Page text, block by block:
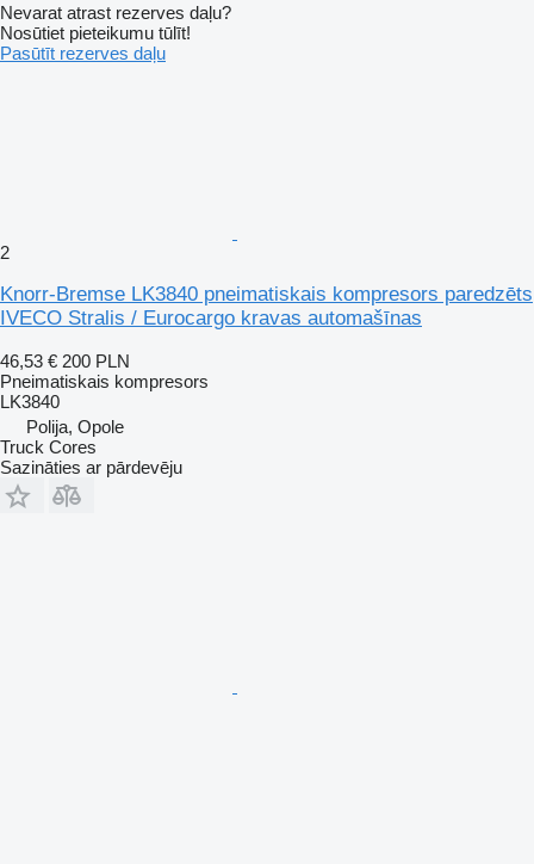
Nevarat atrast rezerves daļu?
Nosūtiet pieteikumu tūlīt!
Pasūtīt rezerves daļu
2
Knorr-Bremse LK3840 pneimatiskais kompresors paredzēts
IVECO Stralis / Eurocargo kravas automašīnas
46,53 € 200 PLN
Pneimatiskais kompresors
LK3840
Polija, Opole
Truck Cores
Sazināties ar pārdevēju